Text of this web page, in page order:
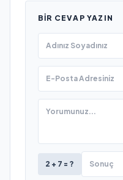
BIR CEVAP YAZIN
2 + 7 = ?